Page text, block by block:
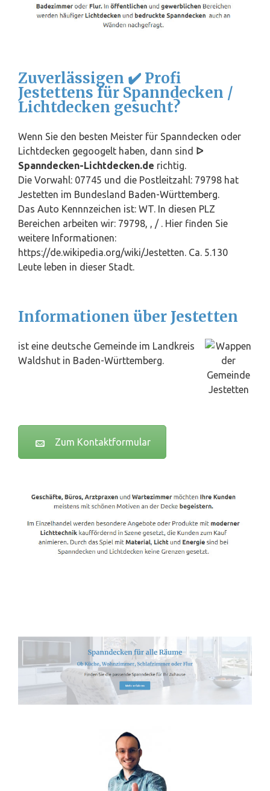
Zuverlässigen ✔️ Profi
Jestettens für Spanndecken /
Lichtdecken gesucht?
Wenn Sie den besten Meister für Spanndecken oder
Lichtdecken gegoogelt haben, dann sind ᐅ
Spanndecken-Lichtdecken.de richtig.
Die Vorwahl: 07745 und die Postleitzahl: 79798 hat
Jestetten im Bundesland Baden-Württemberg.
Das Auto Kennnzeichen ist: WT. In diesen PLZ
Bereichen arbeiten wir: 79798, , / . Hier finden Sie
weitere Informationen:
https://de.wikipedia.org/wiki/Jestetten. Ca. 5.130
Leute leben in dieser Stadt.
Informationen über Jestetten
ist eine deutsche Gemeinde im Landkreis
Waldshut in Baden-Württemberg.
Zum Kontaktformular